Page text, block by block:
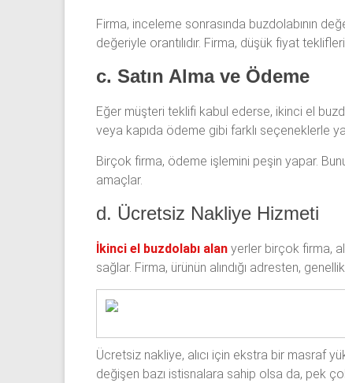
Firma, inceleme sonrasında buzdolabının
değeriyle orantılıdır. Firma, düşük fiyat
c. Satın Alma ve Ödeme
Eğer müşteri teklifi kabul ederse, ikinci el
veya kapıda ödeme gibi farklı seçeneklerle
Birçok firma, ödeme işlemini peşin yapar.
amaçlar.
d. Ücretsiz Nakliye Hizmeti
İkinci el buzdolabı alan yerler birçok firma,
sağlar. Firma, ürünün alındığı adresten,
Ücretsiz nakliye, alıcı için ekstra bir masraf
değişen bazı istisnalara sahip olsa da, pek